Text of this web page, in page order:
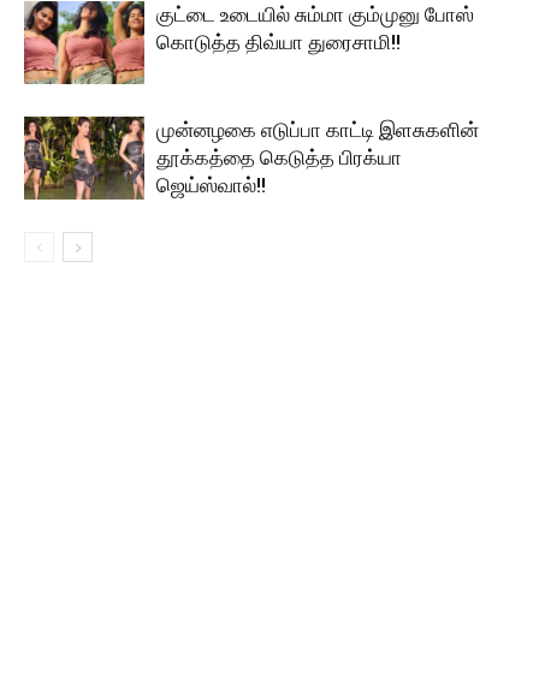
குட்டை உடையில் சும்மா கும்முனு போஸ்
கொடுத்த திவ்யா துரைசாமி!!
முன்னழகை எடுப்பா காட்டி இளசுகளின்
தூக்கத்தை கெடுத்த பிரக்யா
ஜெய்ஸ்வால்!!